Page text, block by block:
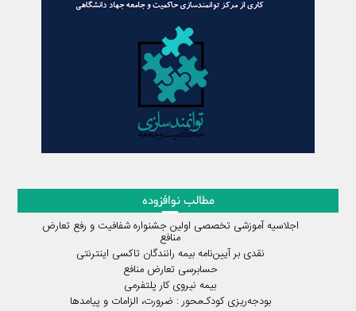
مطالب نوافزوده
اجلاسیه آموزشی تخصصی اولین جشنواره شفافیت و رفع تعارض
منافع
نقدی بر آیین‌نامه بیمه رانندگان تاکسی اینترنتی
حسابرسی تعارض منافع
بیمه نیروی کار پلتفرمی
بودجه‌ریزی کودک‌محور : ضرورت، الزامات و پیامدها